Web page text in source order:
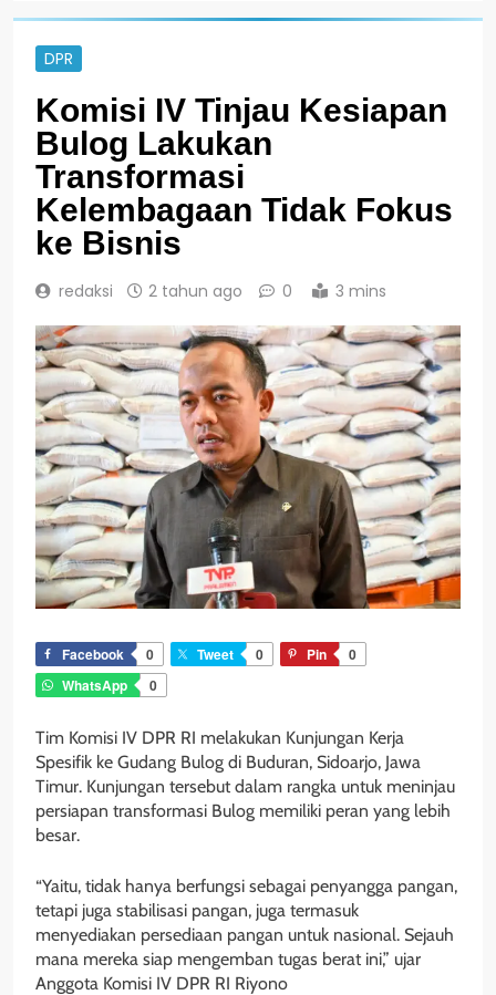
DPR
Komisi IV Tinjau Kesiapan
Bulog Lakukan
Transformasi
Kelembagaan Tidak Fokus
ke Bisnis
redaksi 2 tahun ago 0 3 mins
Facebook 0 Tweet 0 Pin
0
WhatsApp
0
Tim Komisi IV DPR RI melakukan Kunjungan Kerja
Spesifik ke Gudang Bulog di Buduran, Sidoarjo, Jawa
Timur. Kunjungan tersebut dalam rangka untuk meninjau
persiapan transformasi Bulog memiliki peran yang lebih
besar.
“Yaitu, tidak hanya berfungsi sebagai penyangga pangan,
tetapi juga stabilisasi pangan, juga termasuk
menyediakan persediaan pangan untuk nasional. Sejauh
mana mereka siap mengemban tugas berat ini,” ujar
Anggota Komisi IV DPR RI Riyono